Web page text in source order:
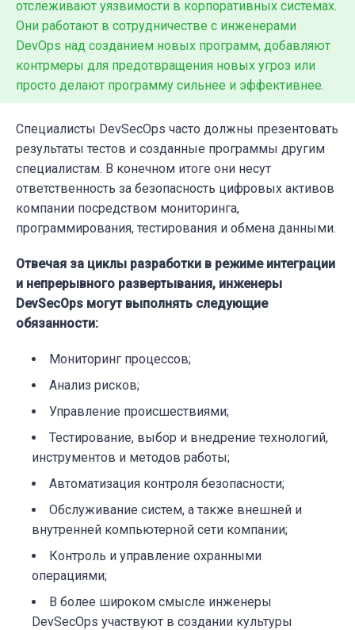
отслеживают уязвимости в корпоративных системах.
Они работают в сотрудничестве с инженерами
DevOps над созданием новых программ, добавляют
контрмеры для предотвращения новых угроз или
просто делают программу сильнее и эффективнее.
Специалисты DevSecOps часто должны презентовать
результаты тестов и созданные программы другим
специалистам. В конечном итоге они несут
ответственность за безопасность цифровых активов
компании посредством мониторинга,
программирования, тестирования и обмена данными.
Отвечая за циклы разработки в режиме интеграции
и непрерывного развертывания, инженеры
DevSecOps могут выполнять следующие
обязанности:
Мониторинг процессов;
Анализ рисков;
Управление происшествиями;
Тестирование, выбор и внедрение технологий,
инструментов и методов работы;
Автоматизация контроля безопасности;
Обслуживание систем, а также внешней и
внутренней компьютерной сети компании;
Контроль и управление охранными
операциями;
В более широком смысле инженеры
DevSecOps участвуют в создании культуры